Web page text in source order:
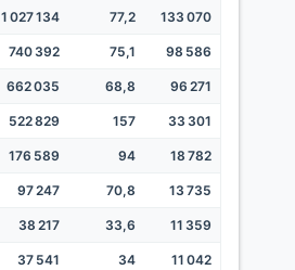
1 027 134 77,2 133 070
740 392 75,1 98 586
662 035 68,8 96 271
522 829 157 33 301
176 589 94 18 782
97 247 70,8 13 735
38 217 33,6 11 359
37 541 34 11 042